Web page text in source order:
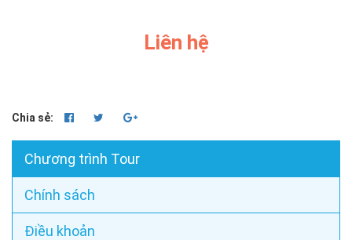
Liên hệ
Chia sẻ:
Chương trình Tour
Chính sách
Điều khoản